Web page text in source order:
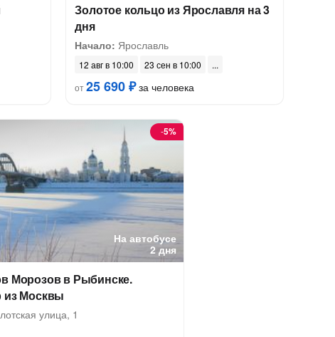
Золотое кольцо из Ярославля на 3
дня
Начало: Ярославль
12 авг в 10:00
23 сен в 10:00
от25 690 ₽за человека
На автобусе
2 дня
-5%
Морозов в Рыбинске.
из Москвы
улица, 1